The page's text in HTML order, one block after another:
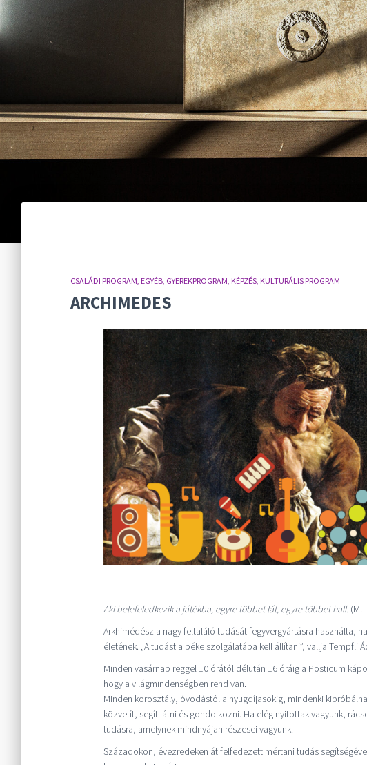
CSALÁDI PROGRAM EGYÉB GYEREKPROGRAM KÉPZÉS KULTURÁLIS PROGRAM
ARCHIMEDES
Aki belefeledkezik a játékba, egyre többet lát, egyre többet hall.(Mt.
Arkhimédész a nagy feltaláló tudását fegyvergyártásra használta,
életének. „A tudást a béke szolgálatába kell állítani”, vallja Tempfli
Minden vasárnap reggel 10 órától délután 16 óráig a Posticum
hogy a világmindenségben rend van.
Minden korosztály, óvodástól a nyugdíjasokig, mindenki
közvetít, segít látni és gondolkozni. Ha elég nyitottak vagyunk,
tudásra, amelynek mindnyájan részesei vagyunk.
Századokon, évezredeken át felfedezett mértani tudás